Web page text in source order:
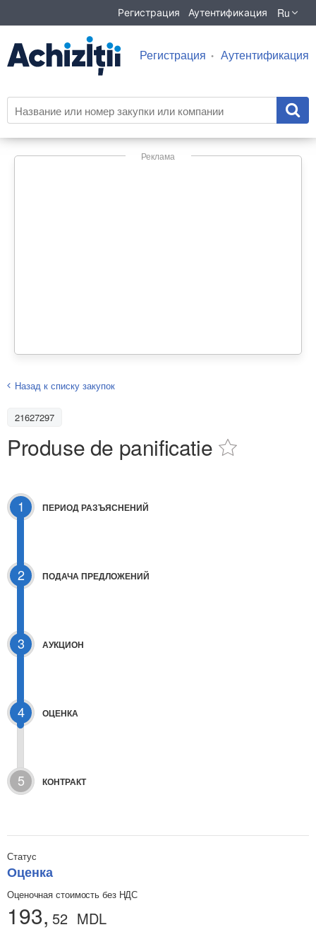
Регистрация Аутентификация Ru
Регистрация Аутентификация
Реклама
Назад к списку закупок
21627297
Produse de panificatie
1 ПЕРИОД РАЗЪЯСНЕНИЙ
2 ПОДАЧА ПРЕДЛОЖЕНИЙ
3 АУКЦИОН
4 ОЦЕНКА
5 КОНТРАКТ
Статус
Оценка
Оценочная стоимость без НДС
193, 52 MDL